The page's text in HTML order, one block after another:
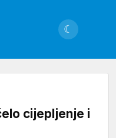
☾
cijepljenje i